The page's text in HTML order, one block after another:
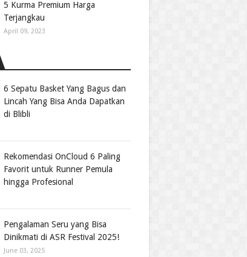
5 Kurma Premium Harga
Terjangkau
April 09, 2023
6 Sepatu Basket Yang Bagus dan
Lincah Yang Bisa Anda Dapatkan
di Blibli
Rekomendasi OnCloud 6 Paling
Favorit untuk Runner Pemula
hingga Profesional
Pengalaman Seru yang Bisa
Dinikmati di ASR Festival 2025!
June 03, 2025